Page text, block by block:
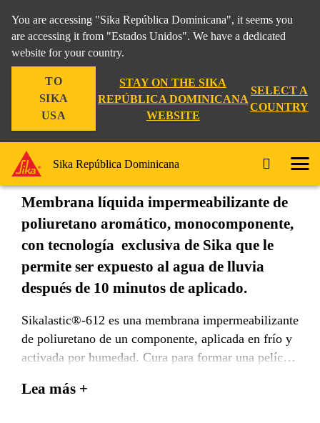
You are accessing "Sika República Dominicana", it seems you
are accessing it from "Estados Unidos". We have a dedicated
website for your country.
TO
SIKA
USA
STAY ON THE SIKA
REPÚBLICA DOMINICANA
WEBSITE
SELECT A
COUNTRY
Sika República Dominicana
Sikalastic®-612
Membrana líquida impermeabilizante de
poliuretano aromático, monocomponente,
con tecnología exclusiva de Sika que le
permite ser expuesto al agua de lluvia
después de 10 minutos de aplicado.
Sikalastic®-612 es una membrana impermeabilizante
de poliuretano de un componente, aplicada en frío y
activada por humedad. Cura para formar una película
está diseñado para formar una membrana duradera
Lea más +